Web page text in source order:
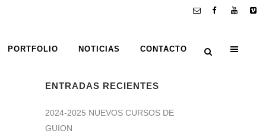
PORTFOLIO NOTICIAS CONTACTO
ENTRADAS RECIENTES
2024-2025 NUEVOS CURSOS DE
GUION